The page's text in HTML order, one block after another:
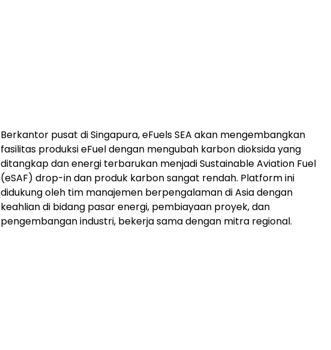
Berkantor pusat di Singapura, eFuels SEA akan mengembangkan
fasilitas produksi eFuel dengan mengubah karbon dioksida yang
ditangkap dan energi terbarukan menjadi Sustainable Aviation Fuel
(eSAF) drop-in dan produk karbon sangat rendah. Platform ini
didukung oleh tim manajemen berpengalaman di Asia dengan
keahlian di bidang pasar energi, pembiayaan proyek, dan
pengembangan industri, bekerja sama dengan mitra regional.